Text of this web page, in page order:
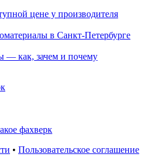
цене у производителя
в Санкт-Петербурге
— как, зачем и почему
фахверк
• Пользовательское соглашение